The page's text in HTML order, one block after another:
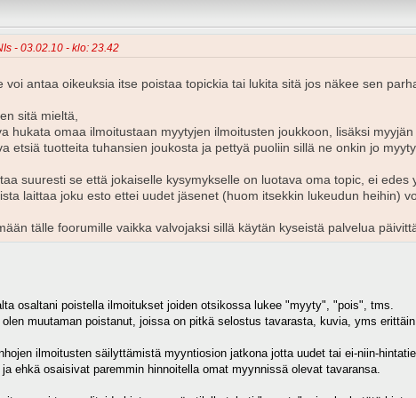
- 03.02.10 - klo: 23.42
voi antaa oikeuksia itse poistaa topickia tai lukita sitä jos näkee sen
sitä mieltä,
hukata omaa ilmoitustaan myytyjen ilmoitusten joukkoon, lisäksi
etsiä tuotteita tuhansien joukosta ja pettyä puoliin sillä ne onkin jo
suuresti se että jokaiselle kysymykselle on luotava oma topic, ei
laittaa joku esto ettei uudet jäsenet (huom itsekkin lukeudun heihin)
tälle foorumille vaikka valvojaksi sillä käytän kyseistä palvelua
osaltani poistella ilmoitukset joiden otsikossa lukee "myyty", "pois", tms.
muutaman poistanut, joissa on pitkä selostus tavarasta, kuvia, yms
ilmoitusten säilyttämistä myyntiosion jatkona jotta uudet tai ei-niin-
ehkä osaisivat paremmin hinnoitella omat myynnissä olevat tavaransa.